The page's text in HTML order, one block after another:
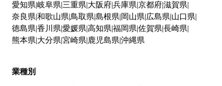
愛知県 岐阜県 三重県 大阪府兵庫県 京都府滋賀県
奈良県 和歌山県 鳥取県 島根県 岡山県 広島県 山口県
徳島県 香川県 愛媛県 高知県 福岡県 佐賀県 長崎県
熊本県 大分県 宮崎県 鹿児島県 沖縄県
業種別